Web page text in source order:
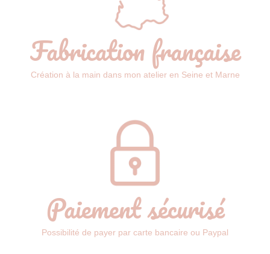
Fabrication française
Création à la main dans mon atelier en Seine et Marne
Paiement sécurisé
Possibilité de payer par carte bancaire ou Paypal